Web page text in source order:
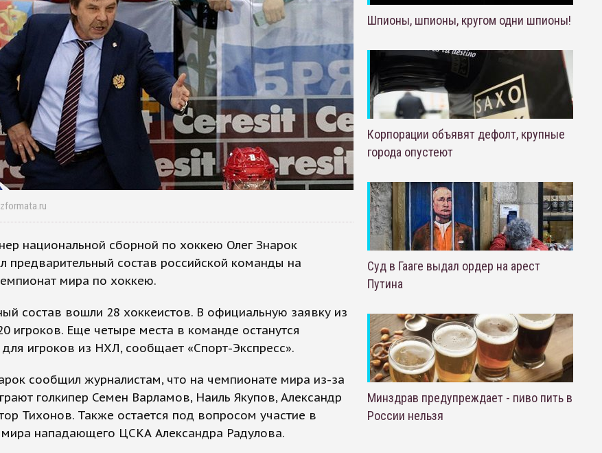
национальной сборной по хоккею Олег Знарок
предварительный состав российской команды на
мира по хоккею.
состав вошли 28 хоккеистов. В официальную заявку из
игроков. Еще четыре места в команде останутся
игроков из НХЛ, сообщает «Спорт-Экспресс».
сообщил журналистам, что на чемпионате мира из-за
голкипер Семен Варламов, Наиль Якупов, Александр
Тихонов. Также остается под вопросом участие в
нападающего ЦСКА Александра Радулова.
Шпионы, шпионы, кругом одни шпионы!
Корпорации объявят дефолт, крупные
города опустеют
Суд в Гааге выдал ордер на арест
Путина
Минздрав предупреждает - пиво пить в
России нельзя